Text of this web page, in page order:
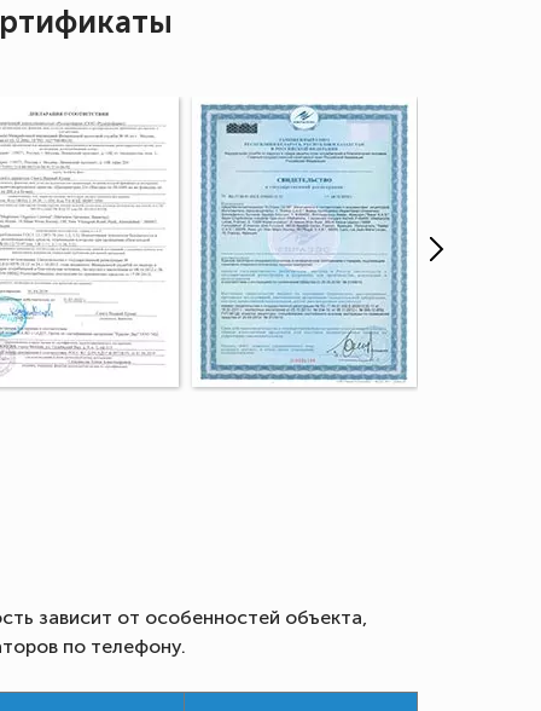
зависит от особенностей объекта,
по телефону.